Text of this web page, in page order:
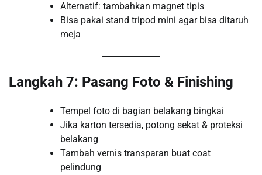
Alternatif: tambahkan magnet tipis
Bisa pakai stand tripod mini agar bisa ditaruh
meja
Langkah 7: Pasang Foto & Finishing
Tempel foto di bagian belakang bingkai
Jika karton tersedia, potong sekat & proteksi
belakang
Tambah vernis transparan buat coat
pelindung